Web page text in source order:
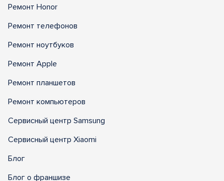
Ремонт Honor
Ремонт телефонов
Ремонт ноутбуков
Ремонт Apple
Ремонт планшетов
Ремонт компьютеров
Сервисный центр Samsung
Сервисный центр Xiaomi
Блог
Блог о франшизе